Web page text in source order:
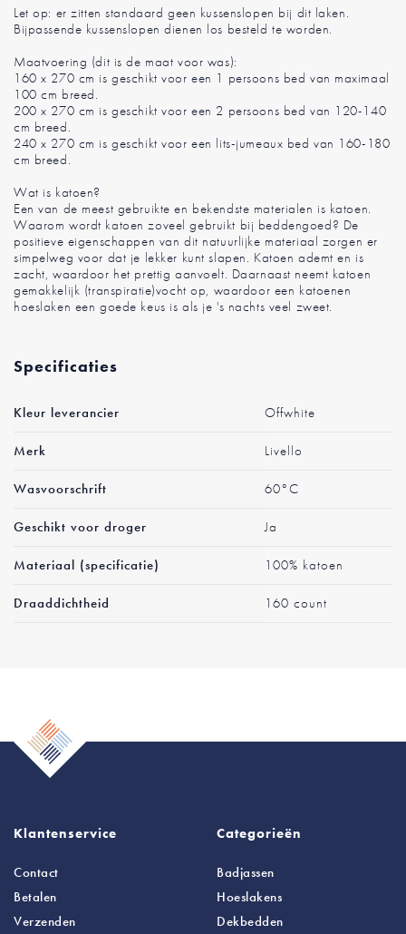
Let op: er zitten standaard geen kussenslopen bij dit laken.
Bijpassende kussenslopen dienen los besteld te worden.
Maatvoering (dit is de maat voor was):
160 x 270 cm is geschikt voor een 1 persoons bed van maximaal
100 cm breed.
200 x 270 cm is geschikt voor een 2 persoons bed van 120-140
cm breed.
240 x 270 cm is geschikt voor een lits-jumeaux bed van 160-180
cm breed.
Wat is katoen?
Een van de meest gebruikte en bekendste materialen is katoen.
Waarom wordt katoen zoveel gebruikt bij beddengoed? De
positieve eigenschappen van dit natuurlijke materiaal zorgen er
simpelweg voor dat je lekker kunt slapen. Katoen ademt en is
zacht, waardoor het prettig aanvoelt. Daarnaast neemt katoen
gemakkelijk (transpiratie)vocht op, waardoor een katoenen
hoeslaken een goede keus is als je 's nachts veel zweet.
Specificaties
Meer
informatie
Kleur leverancier Offwhite
Merk Livello
Wasvoorschrift 60°C
Geschikt voor droger Ja
Materiaal (specificatie) 100% katoen
Draaddichtheid 160 count
Klantenservice
Contact
Betalen
Verzenden
Categorieën
Badjassen
Hoeslakens
Dekbedden